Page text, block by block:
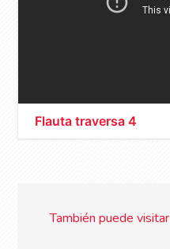
Flauta traversa 4
También puede visitar